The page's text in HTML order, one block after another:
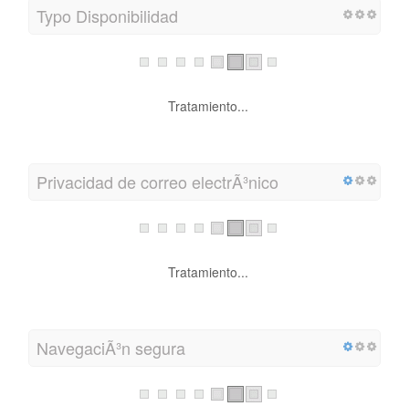
Typo Disponibilidad
Tratamiento...
Privacidad de correo electrÃ³nico
Tratamiento...
NavegaciÃ³n segura